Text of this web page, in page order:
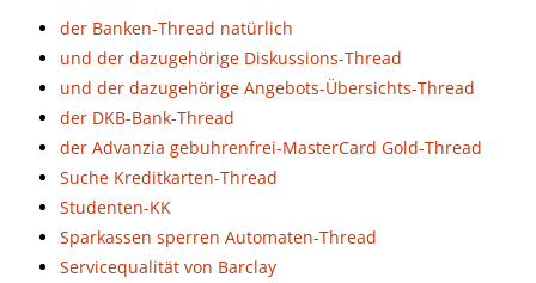
der Banken-Thread natürlich
und der dazugehörige Diskussions-Thread
und der dazugehörige Angebots-Übersichts-Thread
der DKB-Bank-Thread
der Advanzia gebuhrenfrei-MasterCard Gold-Thread
Suche Kreditkarten-Thread
Studenten-KK
Sparkassen sperren Automaten-Thread
Servicequalität von Barclay